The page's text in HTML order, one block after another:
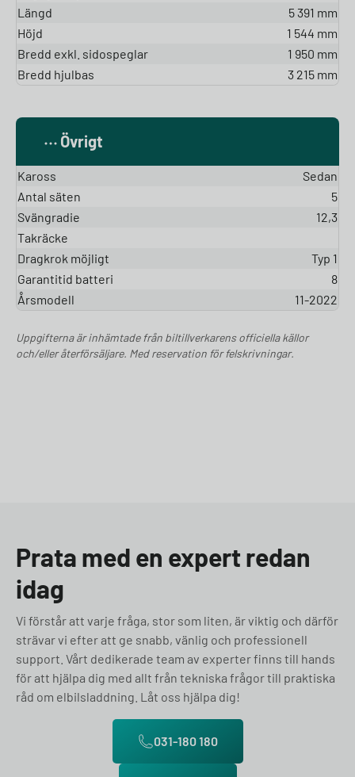
Längd
5 391 mm
Höjd
1 544 mm
Bredd exkl. sidospeglar
1 950 mm
Bredd hjulbas
3 215 mm
Övrigt
Kaross
Sedan
Antal säten
5
Svängradie
12,3
Takräcke
Dragkrok möjligt
Typ 1
Garantitid batteri
8
Årsmodell
11-2022
Uppgifterna är inhämtade från biltillverkarens officiella källor
och/eller återförsäljare. Med reservation för felskrivningar.
Prata med en expert redan
idag
Vi förstår att varje fråga, stor som liten, är viktig och därför
strävar vi efter att ge snabb, vänlig och professionell
support. Vårt dedikerade team av experter finns till hands
för att hjälpa dig med allt från tekniska frågor till praktiska
råd om elbilsladdning. Låt oss hjälpa dig!
031-180 180